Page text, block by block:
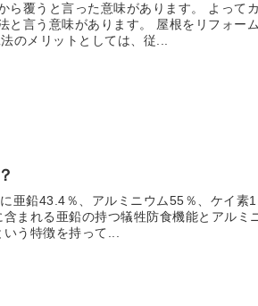
ら覆うと言った意味があります。 よって
と言う意味があります。 屋根をリフォー
のメリットとしては、従...
亜鉛43.4％、アルミニウム55％、ケイ素
まれる亜鉛の持つ犠牲防食機能とアルミ
う特徴を持って...